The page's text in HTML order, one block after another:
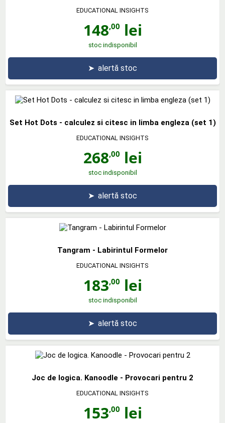
EDUCATIONAL INSIGHTS
148,00 lei
stoc indisponibil
➤ alertă stoc
Set Hot Dots - calculez si citesc in limba engleza (set 1)
EDUCATIONAL INSIGHTS
268,00 lei
stoc indisponibil
➤ alertă stoc
Tangram - Labirintul Formelor
EDUCATIONAL INSIGHTS
183,00 lei
stoc indisponibil
➤ alertă stoc
Joc de logica. Kanoodle - Provocari pentru 2
EDUCATIONAL INSIGHTS
153,00 lei